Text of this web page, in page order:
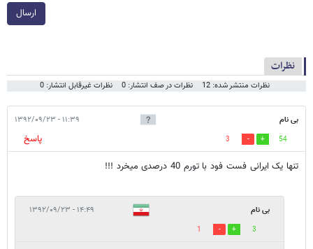
ارسال
نظرات
نظرات منتشر شده: 12 نظرات در صف انتشار: 0 نظرات غیرقابل انتشار: 0
بی نام ۱۱:۳۹ - ۱۳۹۲/۰۹/۲۳
54
3
پاسخ
تنها یک ایرانی فست فود با تورم 40 درصدی میخرد !!!
بی نام ۱۴:۴۹ - ۱۳۹۲/۰۹/۲۳
3
1